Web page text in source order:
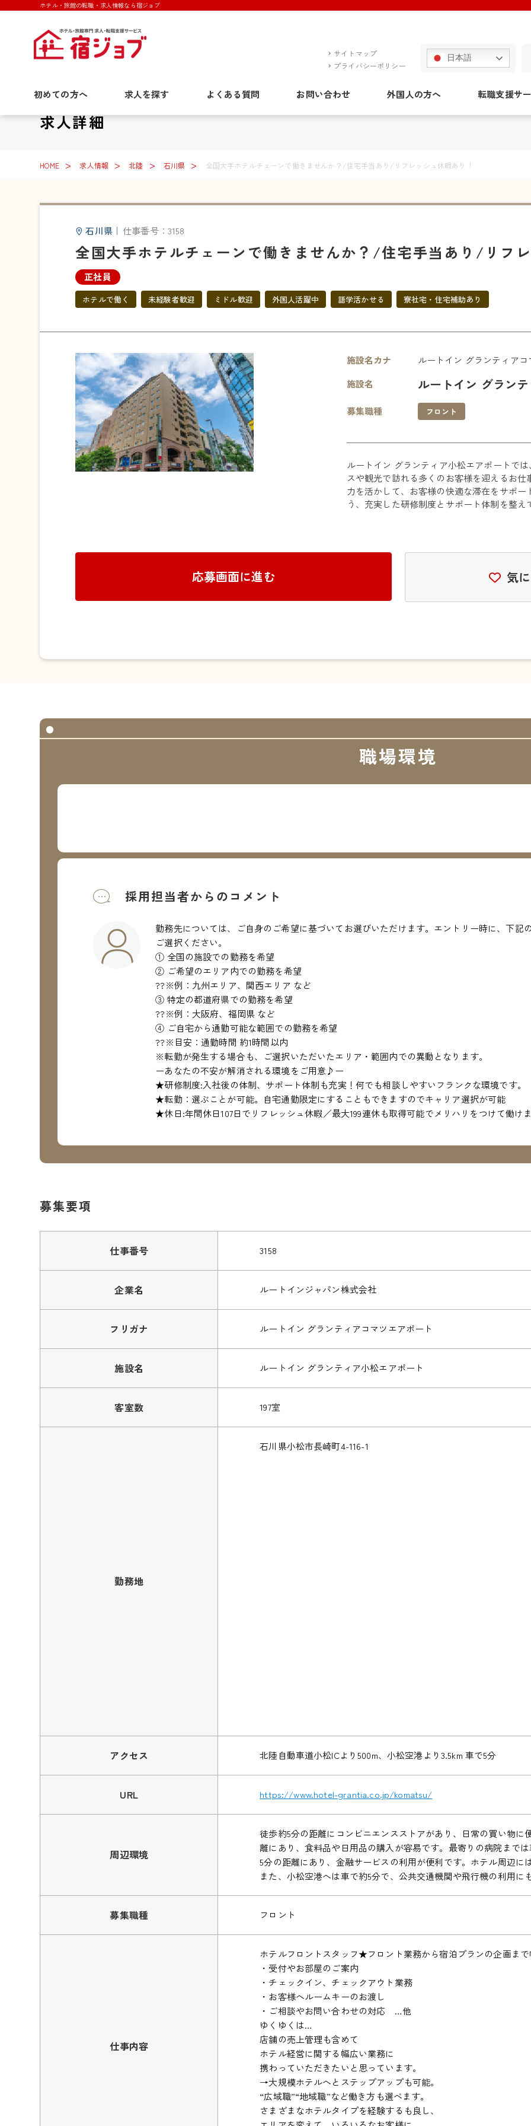
ホテル・旅館の転職・求人情報なら宿ジョブ
サイトマップ
プライバシーポリシー
日本語
初めての方へ 求人を探す よくある質問 お問い合わせ 外国人の方へ 転職支援サ
求人詳細
HOME 求人情報 北陸 石川県 全国大手ホテルチェーンで働きませんか？/住宅手当あり/リフレッシュ休暇あり！
石川県｜ 仕事番号：3158
全国大手ホテルチェーンで働きませんか？/住宅手当あり/リフ
正社員
ホテルで働く 未経験者歓迎 ミドル歓迎 外国人活躍中 語学活かせる 寮社宅・住宅補助あり
施設名カナ
ルートイン グランティア
施設名
ルートイン グラン
募集職種 フロント
ルートイン グランティア小松エアポートで
スや観光で訪れる多くのお客様を迎えるお
力を活かして、お客様の快適な滞在をサポ
う、充実した研修制度とサポート体制を整え
応募画面に進む 気
職場環境
採用担当者からのコメント
勤務先については、ご自身のご希望に基づいてお選びいただけます。エントリー時に、下記
ご選択ください。
① 全国の施設での勤務を希望
② ご希望のエリア内での勤務を希望
??※例：九州エリア、関西エリア など
③ 特定の都道府県での勤務を希望
??※例：大阪府、福岡県 など
④ ご自宅から通勤可能な範囲での勤務を希望
??※目安：通勤時間 約1時間以内
※転勤が発生する場合も、ご選択いただいたエリア・範囲内での異動となります。
ーあなたの不安が解消される環境をご用意♪ー
★研修制度:入社後の体制、サポート体制も充実！何でも相談しやすいフランクな環境です。
★転勤：選ぶことが可能。自宅通勤限定にすることもできますのでキャリア選択が可能
★休日:年間休日107日でリフレッシュ休暇／最大199連休も取得可能でメリハリをつけて働け
募集要項
仕事番号 3158
企業名 ルートインジャパン株式会社
フリガナ ルートイン グランティアコマツエアポート
施設名 ルートイン グランティア小松エアポート
客室数 197室
勤務地
石川県小松市長崎町4-116-1
アクセス 北陸自動車道小松ICより500m、小松空港より3.5km 車で5分
URL https://www.hotel-grantia.co.jp/komatsu/
周辺環境
徒歩約5分の距離にコンビニエンスストアがあり、日常の買い物
離にあり、食料品や日用品の購入が容易です。最寄りの病院まで
5分の距離にあり、金融サービスの利用が便利です。ホテル周辺
また、小松空港へは車で約5分で、公共交通機関や飛行機の利用に
募集職種 フロント
仕事内容
ホテルフロントスタッフ★フロント業務から宿泊プランの企画ま
・受付やお部屋のご案内
・チェックイン、チェックアウト業務
・お客様へルームキーのお渡し
・ご相談やお問い合わせの対応 …他
ゆくゆくは…
店舗の売上管理も含めて
ホテル経営に関する幅広い業務に
携わっていただきたいと思っています。
→大規模ホテルへとステップアップも可能。
“広域職”“地域職”など働き方も選べます。
さまざまなホテルタイプを経験するも良し、